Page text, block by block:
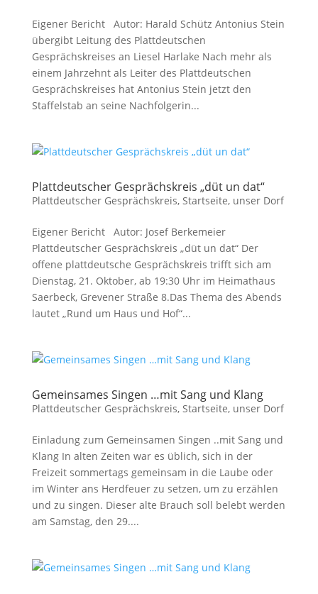
Eigener Bericht Autor: Harald Schütz Antonius Stein
übergibt Leitung des Plattdeutschen
Gesprächskreises an Liesel Harlake Nach mehr als
einem Jahrzehnt als Leiter des Plattdeutschen
Gesprächskreises hat Antonius Stein jetzt den
Staffelstab an seine Nachfolgerin...
Plattdeutscher Gesprächskreis „düt un dat“
Plattdeutscher Gesprächskreis, Startseite, unser Dorf
Eigener Bericht Autor: Josef Berkemeier
Plattdeutscher Gesprächskreis „düt un dat“ Der
offene plattdeutsche Gesprächskreis trifft sich am
Dienstag, 21. Oktober, ab 19:30 Uhr im Heimathaus
Saerbeck, Grevener Straße 8.Das Thema des Abends
lautet „Rund um Haus und Hof“...
Gemeinsames Singen …mit Sang und Klang
Plattdeutscher Gesprächskreis, Startseite, unser Dorf
Einladung zum Gemeinsamen Singen ..mit Sang und
Klang In alten Zeiten war es üblich, sich in der
Freizeit sommertags gemeinsam in die Laube oder
im Winter ans Herdfeuer zu setzen, um zu erzählen
und zu singen. Dieser alte Brauch soll belebt werden
am Samstag, den 29....